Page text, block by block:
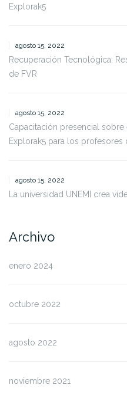
Explorak5
agosto 15, 2022
Recuperación Tecnológica:
de FVR
agosto 15, 2022
Capacitación presencial
Explorak5 para los profesores
agosto 15, 2022
La universidad UNEMI crea
Archivo
enero 2024
octubre 2022
agosto 2022
noviembre 2021